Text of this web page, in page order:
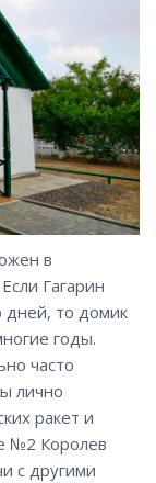
в
Гагарин
дней, то домик
годы.
часто
лично
ракет и
№2 Королев
с другими